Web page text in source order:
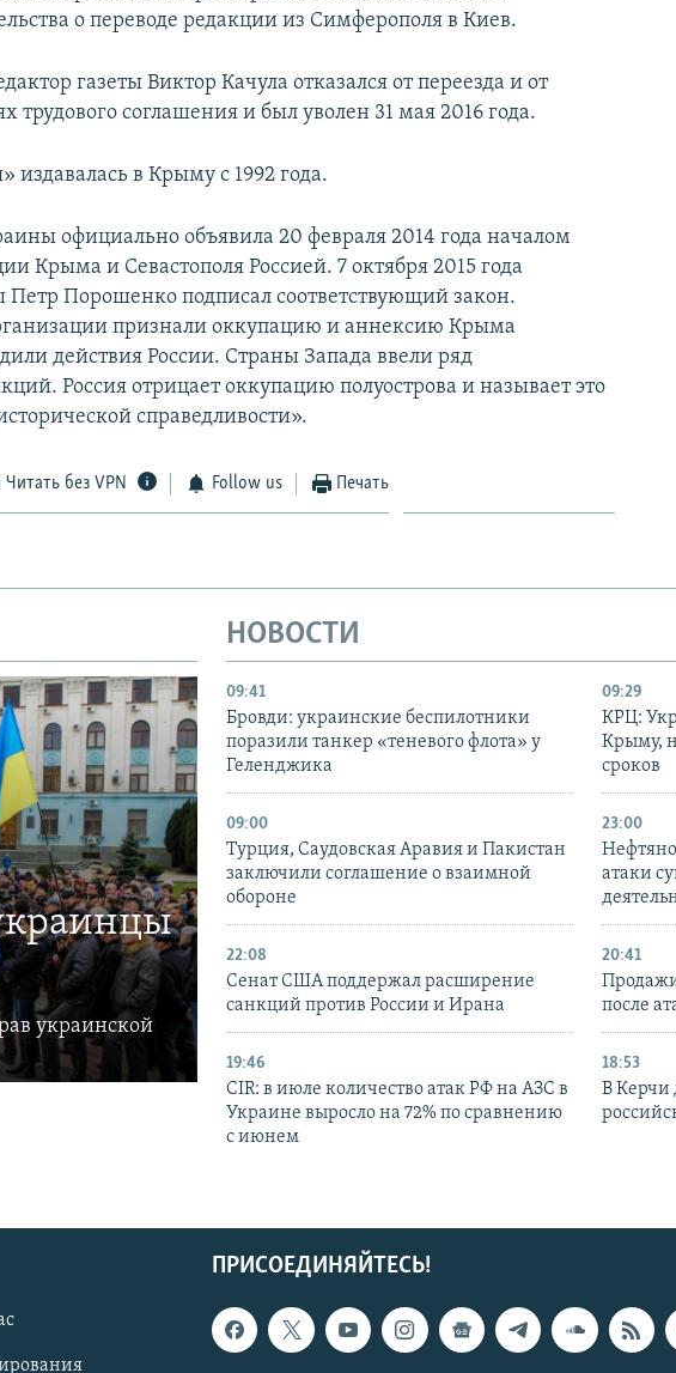
о переводе редакции из Симферополя в Киев.
газеты Виктор Качула отказался от переезда и от
трудового соглашения и был уволен 31 мая 2016 года.
издавалась в Крыму с 1992 года.
официально объявила 20 февраля 2014 года началом
Крыма и Севастополя Россией. 7 октября 2015 года
Порошенко подписал соответствующий закон.
признали оккупацию и аннексию Крыма
действия России. Страны Запада ввели ряд
Россия отрицает оккупацию полуострова и называет это
справедливости».
Читать без VPN Follow us Печать
украинской
НОВОСТИ
09:41
Бровди: украинские беспилотники
поразили танкер «теневого флота» у
Геленджика
09:29
КРЦ:
Крыму,
сроков
09:00
Турция, Саудовская Аравия и Пакистан
заключили соглашение о взаимной
обороне
23:00
атаки
22:08
Сенат США поддержал расширение
санкций против России и Ирана
20:41
после
19:46
CIR: в июле количество атак РФ на АЗС в
Украине выросло на 72% по сравнению
с июнем
18:53
В Керчи
ПРИСОЕДИНЯЙТЕСЬ!